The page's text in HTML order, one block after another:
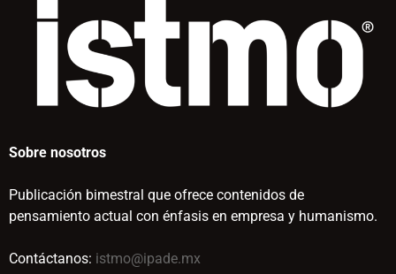
Sobre nosotros
Publicación bimestral que ofrece contenidos de
pensamiento actual con énfasis en empresa y humanismo.
Contáctanos: istmo@ipade.mx